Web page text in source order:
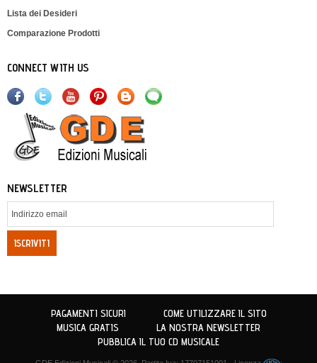
Lista dei Desideri
Comparazione Prodotti
CONNECT WITH US
NEWSLETTER
ISCRIVITI
PAGAMENTI SICURI
COME UTILIZZARE IL SITO
MUSICA GRATIS
LA NOSTRA NEWSLETTER
PUBBLICA IL TUO CD MUSICALE